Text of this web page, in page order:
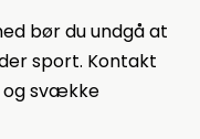
bør du undgå at
sport. Kontakt
svække